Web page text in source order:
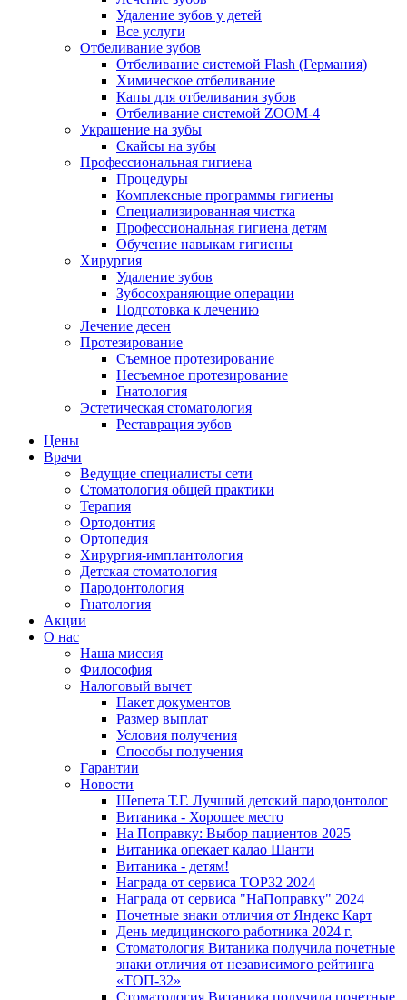
Удаление зубов у детей
Все услуги
Отбеливание зубов
Отбеливание системой Flash (Германия)
Химическое отбеливание
Капы для отбеливания зубов
Отбеливание системой ZOOM-4
Украшение на зубы
Скайсы на зубы
Профессиональная гигиена
Процедуры
Комплексные программы гигиены
Специализированная чистка
Профессиональная гигиена детям
Обучение навыкам гигиены
Хирургия
Удаление зубов
Зубосохраняющие операции
Подготовка к лечению
Лечение десен
Протезирование
Съемное протезирование
Несъемное протезирование
Гнатология
Эстетическая стоматология
Реставрация зубов
Цены
Врачи
Ведущие специалисты сети
Стоматология общей практики
Терапия
Ортодонтия
Ортопедия
Хирургия-имплантология
Детская стоматология
Пародонтология
Гнатология
Акции
О нас
Наша миссия
Философия
Налоговый вычет
Пакет документов
Размер выплат
Условия получения
Способы получения
Гарантии
Новости
Шепета Т.Г. Лучший детский пародонтолог
Витаника - Хорошее место
На Поправку: Выбор пациентов 2025
Витаника опекает калао Шанти
Витаника - детям!
Награда от сервиса TOP32 2024
Награда от сервиса "НаПоправку" 2024
Почетные знаки отличия от Яндекс Карт
День медицинского работника 2024 г.
Стоматология Витаника получила почетные
знаки отличия от независимого рейтинга
«ТОП-32»
Стоматология Витаника получила почетные